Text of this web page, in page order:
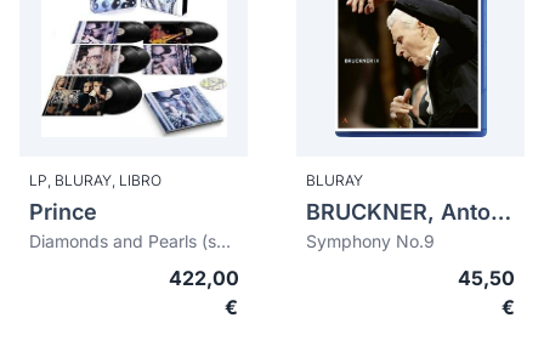
LP, BLURAY, LIBRO
Prince
Diamonds and Pearls (super deluxe edition)
422,00
€
BLURAY
BRUCKNER, Anton (1824-1896)
Symphony No.9
45,50
€